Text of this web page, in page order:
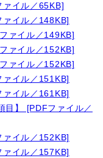
イル／65KB]
イル／148KB]
ァイル／149KB]
ァイル／152KB]
ァイル／152KB]
イル／151KB]
イル／161KB]
目】 [PDFファイル／
イル／152KB]
イル／157KB]